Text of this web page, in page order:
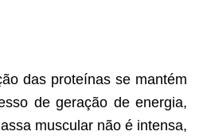
das proteínas se mantém
de geração de energia,
muscular não é intensa,